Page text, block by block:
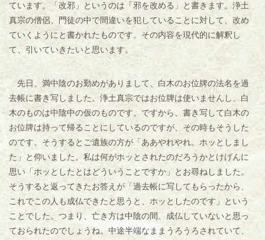
ています。「改邪」というのは「邪を改める」と書きます。浄土
真宗の僧侶、門徒の中で間違いを犯していることに対して、改め
ていくようにと書かれたものです。その内容を現代的に解釈し
て、引いていきたいと思います。
先日、満中陰のお勤めがありまして、白木のお位牌の法名を過
去帳に書き写しました。浄土真宗ではお位牌は使いませんし、白
木のものは中陰中の仮のものです。ですから、書き写して白木の
お位牌は持って帰ることにしているのですが、その時もそうした
のです。そうするとご遺族の方が「ああやれやれ。ホッとしまし
た」と仰いました。私は何がホッとされたのだろうかとけげんに
思い「ホッとしたとはどういうことですか」とお尋ねしました。
そうすると返ってきたお答えが「過去帳に写してもらったから、
これでこの人も成仏できたと思うと、ホッとしたのです」という
ことでした。つまり、亡き方は中陰の間、成仏していないと思っ
ておられたのでしょうね。中途半端なままうろうろされていて、